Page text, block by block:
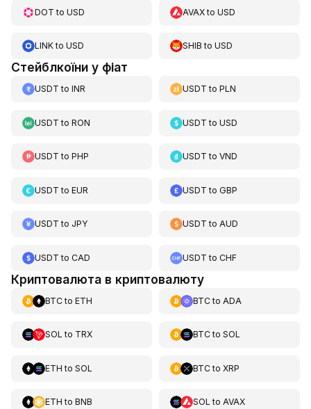
DOT to USD AVAXtoUSD
LINKto USD SHIB toUSD
Стейблкоїни у фіат
USDT to INR USDT toPLN
USDT to RON USDT toUSD
USDT to PHP USDT toVND
USDT to EUR USDT toGBP
USDT to JPY USDT toAUD
USDT to CAD USDT toCHF
Криптовалюта в криптовалюту
BTCto ETH BTCto ADA
SOL to TRX BTCto SOL
ETH to SOL BTCto XRP
ETH to BNB SOL to AVAX